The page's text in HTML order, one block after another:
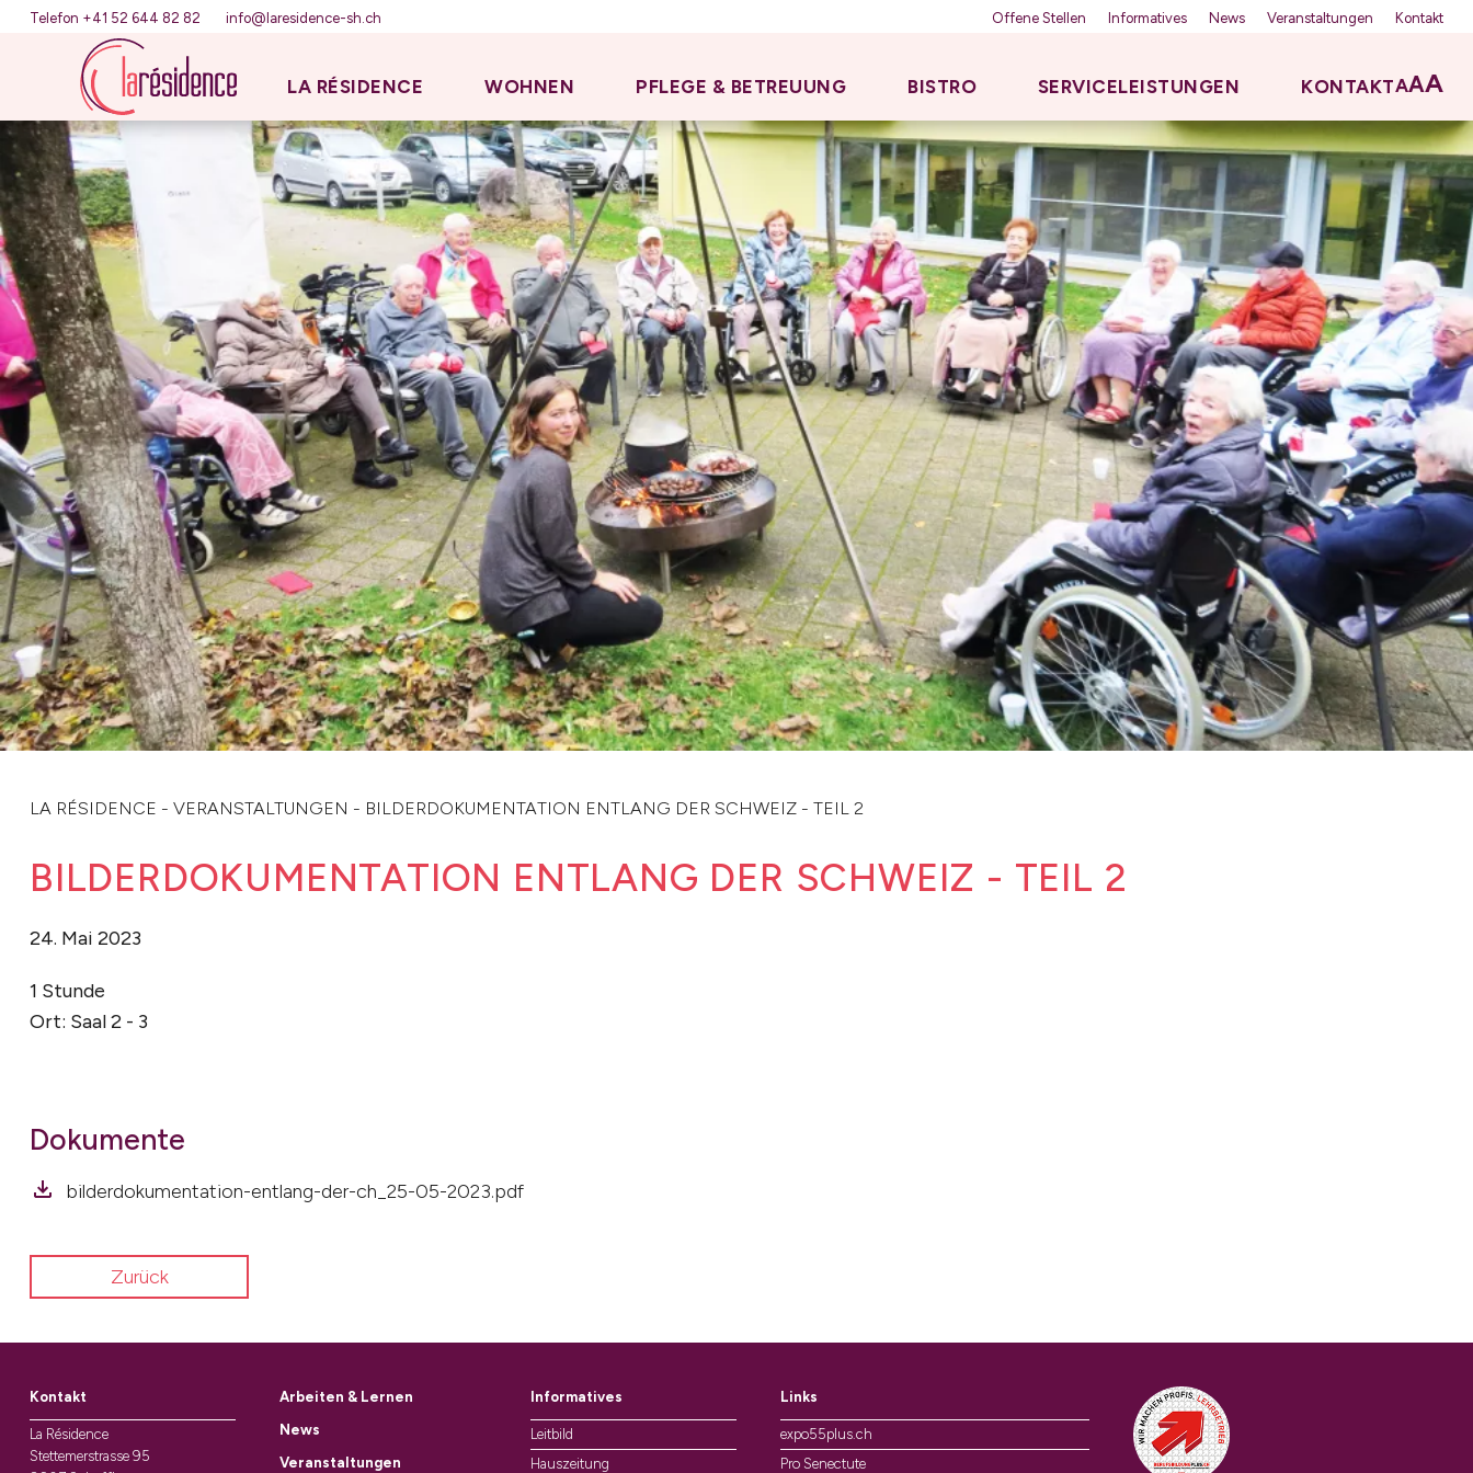
Telefon +41 52 644 82 82 info@laresidence-sh.ch Offene Stellen Informatives News Veranstaltungen Kontakt
LA RÉSIDENCE WOHNEN PFLEGE & BETREUUNG BISTRO SERVICELEISTUNGEN KONTAKTAAA
LA RÉSIDENCE - VERANSTALTUNGEN - BILDERDOKUMENTATION ENTLANG DER SCHWEIZ - TEIL 2
BILDERDOKUMENTATION ENTLANG DER SCHWEIZ - TEIL 2
24. Mai 2023
1 Stunde
Ort: Saal 2 - 3
Dokumente
bilderdokumentation-entlang-der-ch_25-05-2023.pdf
Zurück
Kontakt
La Résidence
Stettemerstrasse 95
Arbeiten & Lernen
News
Veranstaltungen
Informatives
Leitbild
Hauszeitung
Links
expo55plus.ch
Pro Senectute
Auszeichnungen